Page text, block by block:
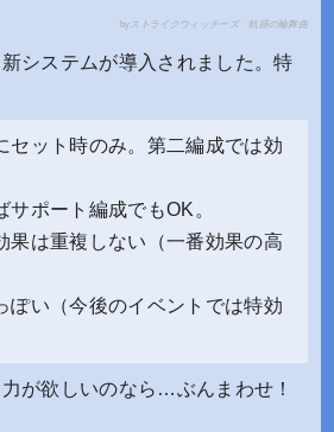
by ストライクウィッチーズ 軌跡の輪舞曲
システムが導入されました。特
セット時のみ。第二編成では効
サポート編成でもOK。
果は重複しない（一番効果の高
ぽい（今後のイベントでは特効
が欲しいのなら…ぶんまわせ！